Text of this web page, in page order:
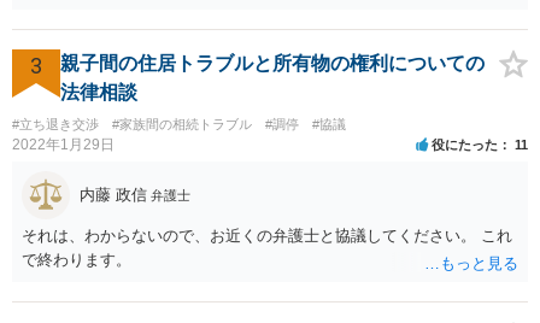
一方的に終了させられてしまうことはありません。 さらに，契約期間
が満了するときであっても， 建物の老朽化が著しいとか，賃貸人（大
家さん）の居宅が無くなってしまったというような事情がない限り，
賃貸借契約は更新されます。 したがって，ご友人は，大家さんの要望
に応える必要はありません。 ご友人としては， Ａ 退去しないと主張
する Ｂ 退去しても良いが，相応の立退料を支払ってもらう という，
いずれかの選択肢をとることができます。さらに，Ｂの亜種として
Ｃ 退去の時期をたとえば半年先として，それまでの期間の賃料を免
除してもらう という方法もあり得るかもしれません（実質的には半年
分の立退き料をもらったことになります。）。 ストレスで体調を崩さ
れるのもよろしくないですから，費用の面で折り合いがつけば，弁護
士に交渉を代理してもらっても良いように思います。
3
親子間の住居トラブルと所有物の権利についての
法律相談
#立ち退き交渉 #家族間の相続トラブル #調停 #協議
2022年1月29日 役にたった 11
内藤 政信 弁護士
それは、わからないので、お近くの弁護士と協議してください。 これ
で終わります。